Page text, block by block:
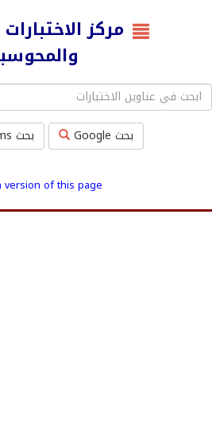
مركز
بحث Google بحث Arab-Exams
version of this page